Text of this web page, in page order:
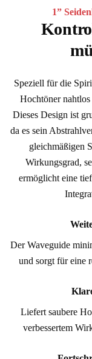
1”
Speziell für die
Hochtöner
Dieses Design ist
da es sein
gleichmäßigen
Wirkungsgrad,
ermöglicht eine
Der Waveguide
und sorgt für eine
Liefert saubere
verbessertem